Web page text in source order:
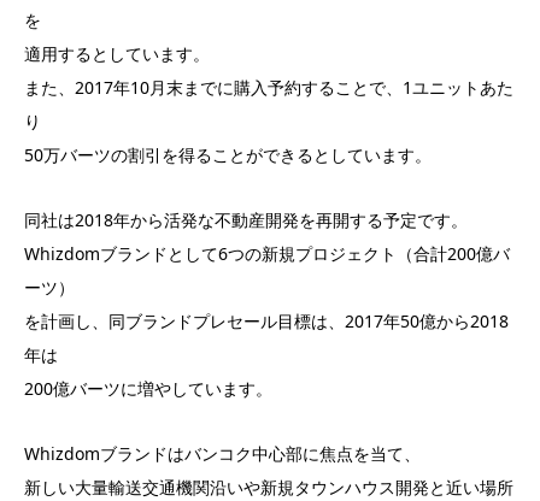
を
適用するとしています。
また、2017年10月末までに購入予約することで、1ユニットあた
り
50万バーツの割引を得ることができるとしています。
同社は2018年から活発な不動産開発を再開する予定です。
Whizdomブランドとして6つの新規プロジェクト（合計200億バ
ーツ）
を計画し、同ブランドプレセール目標は、2017年50億から2018
年は
200億バーツに増やしています。
Whizdomブランドはバンコク中心部に焦点を当て、
新しい大量輸送交通機関沿いや新規タウンハウス開発と近い場所